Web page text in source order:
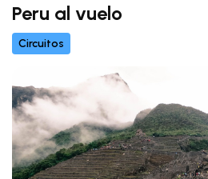
Peru al vuelo
Circuitos